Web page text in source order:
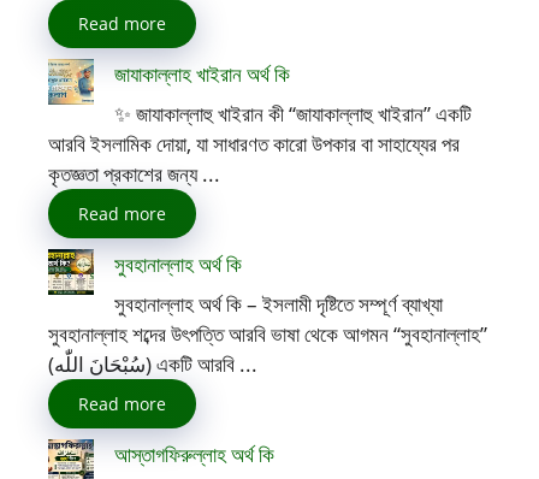
Read more
জাযাকাল্লাহ খাইরান অর্থ কি
✨ জাযাকাল্লাহু খাইরান কী “জাযাকাল্লাহু খাইরান” একটি
আরবি ইসলামিক দোয়া, যা সাধারণত কারো উপকার বা সাহায্যের পর
কৃতজ্ঞতা প্রকাশের জন্য ...
Read more
সুবহানাল্লাহ অর্থ কি
সুবহানাল্লাহ অর্থ কি – ইসলামী দৃষ্টিতে সম্পূর্ণ ব্যাখ্যা
সুবহানাল্লাহ শব্দের উৎপত্তি আরবি ভাষা থেকে আগমন “সুবহানাল্লাহ”
(سُبْحَانَ اللّٰه) একটি আরবি ...
Read more
আস্তাগফিরুল্লাহ অর্থ কি